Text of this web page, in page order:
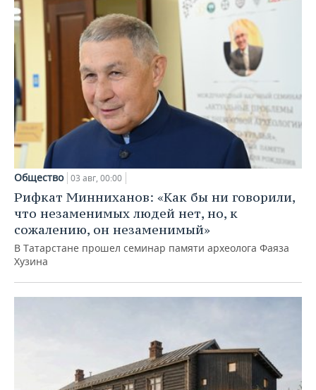
Общество 03 авг, 00:00
Рифкат Минниханов: «Как бы ни говорили,
что незаменимых людей нет, но, к
сожалению, он незаменимый»
В Татарстане прошел семинар памяти археолога Фаяза
Хузина